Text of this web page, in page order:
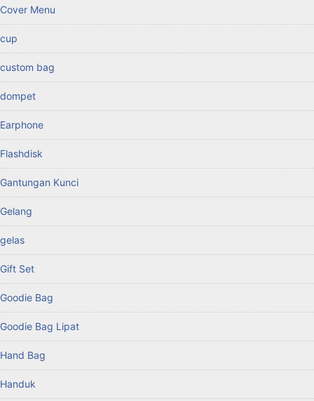
Cover Menu
cup
custom bag
dompet
Earphone
Flashdisk
Gantungan Kunci
Gelang
gelas
Gift Set
Goodie Bag
Goodie Bag Lipat
Hand Bag
Handuk